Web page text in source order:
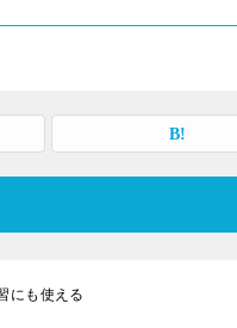
にも使える